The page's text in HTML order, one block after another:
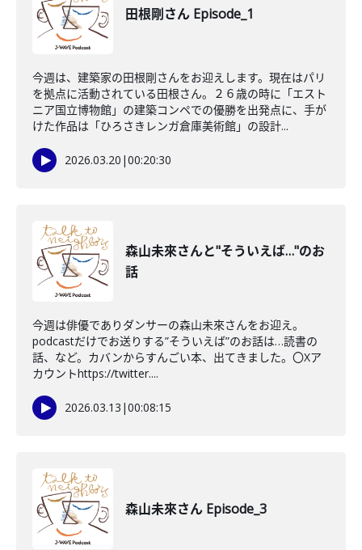
田根剛さん Episode_1
今週は、建築家の田根剛さんをお迎えします。現在はパリ
を拠点に活動されている田根さん。２６歳の時に「エスト
ニア国立博物館」の建築コンペでの優勝を出発点に、手が
けた作品は「ひろさきレンガ倉庫美術館」の設計...
2026.03.20 |00:20:30
森山未來さんと"そういえば…"のお
話
今週は俳優でありダンサーの森山未來さんをお迎え。
podcastだけでお送りする”そういえば”のお話は…読書の
話、など。カバンからすんごい本、出てきました。〇Xア
カウントhttps://twitter....
2026.03.13 |00:08:15
森山未來さん Episode_3